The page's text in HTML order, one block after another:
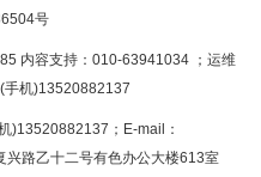
号
内容支持：010-63941034 ；运维
机)13520882137
)13520882137；E-mail：
兴路乙十二号有色办公大楼613室